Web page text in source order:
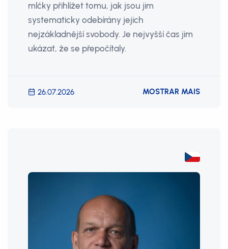
mlčky přihlížet tomu, jak jsou jim
systematicky odebírány jejich
nejzákladnější svobody. Je nejvyšší čas jim
ukázat, že se přepočítaly.
26.07.2026 MOSTRAR MAIS